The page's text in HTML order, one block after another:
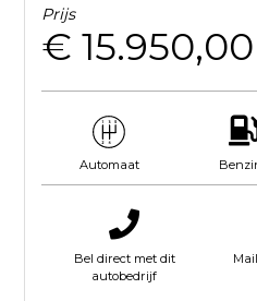
Prijs
€ 15.950,00
Automaat
Bel direct met dit
autobedrijf